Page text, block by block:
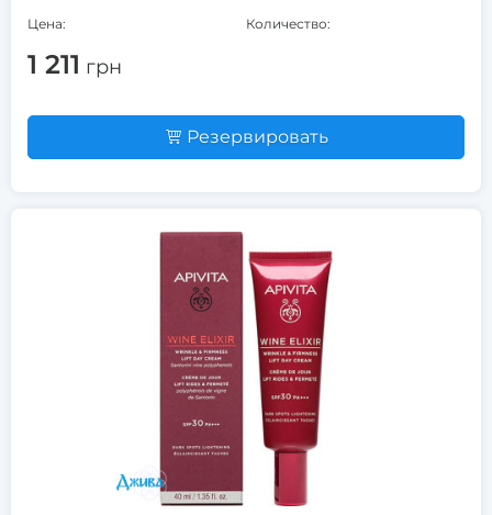
Цена:
1 211 грн
Количество:
Резервировать